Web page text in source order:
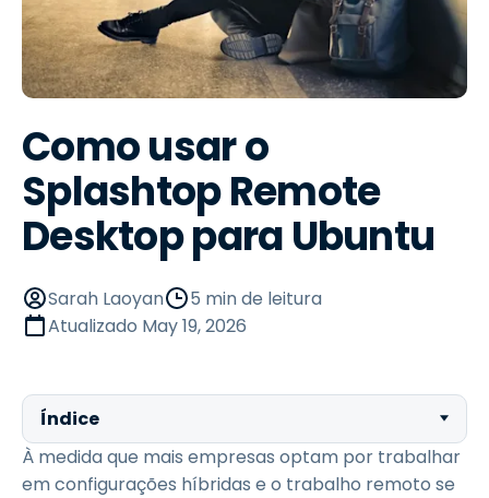
Como usar o
Splashtop Remote
Desktop para Ubuntu
Sarah Laoyan
5 min de leitura
Atualizado May 19, 2026
Índice
À medida que mais empresas optam por trabalhar
em configurações híbridas e o trabalho remoto se